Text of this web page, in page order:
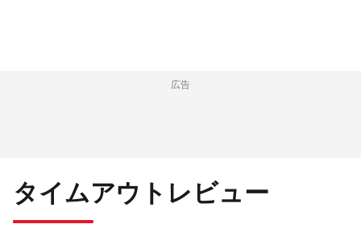
広告
タイムアウトレビュー